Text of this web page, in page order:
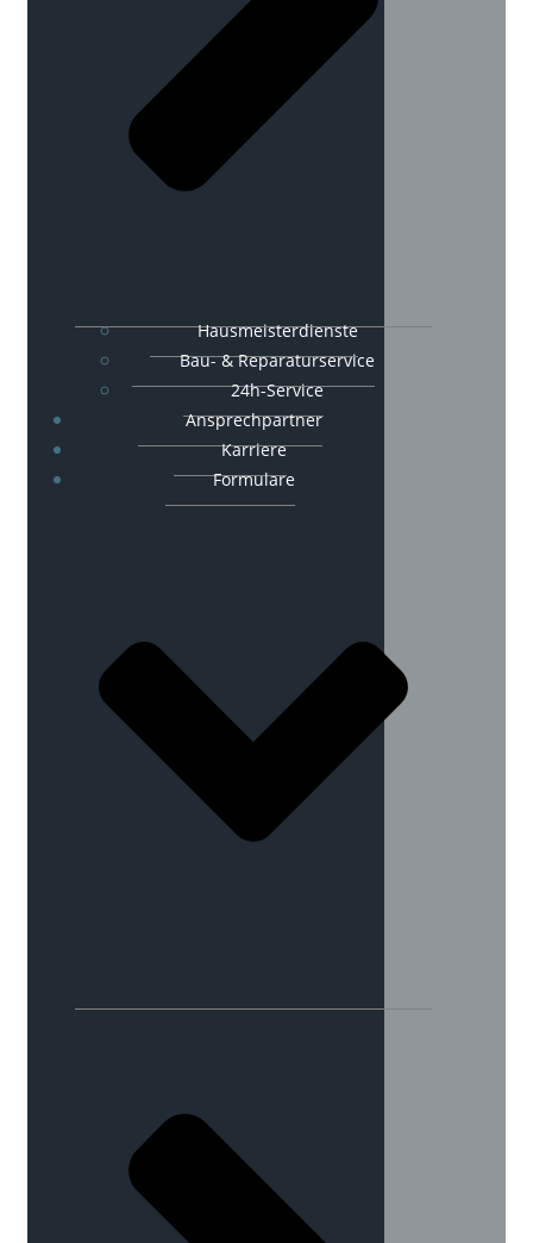
Hausmeisterdienste
Bau- & Reparaturservice
24h-Service
Ansprechpartner
Karriere
Formulare